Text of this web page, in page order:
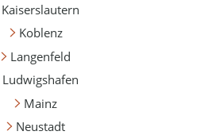
Kaiserslautern
Koblenz
Langenfeld
Ludwigshafen
Mainz
Neustadt